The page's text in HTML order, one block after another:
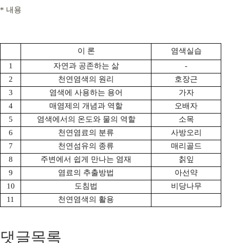
* 내용
이 론
염색실습
1
자연과 공존하는 삶
-
2
천연염색의 원리
호장근
3
염색에 사용하는 용어
가자
4
매염제의 개념과 역할
오배자
5
염색에서의 온도와 물의 역할
소목
6
천연염료의 분류
사방오리
7
천연섬유의 종류
매리골드
8
주변에서 쉽게 만나는 염재
칡잎
9
염료의 추출방법
아선약
10
도침법
비당나무
11
천연염색의 활용
댓글목록